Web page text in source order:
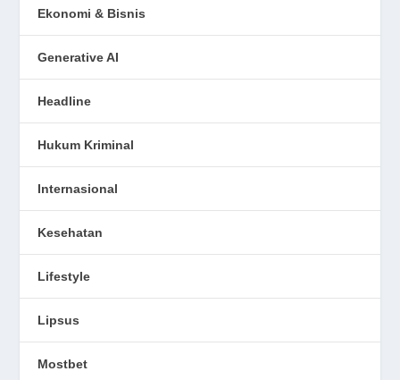
Ekonomi & Bisnis
Generative AI
Headline
Hukum Kriminal
Internasional
Kesehatan
Lifestyle
Lipsus
Mostbet